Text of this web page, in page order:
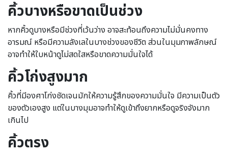
คิ้วบางหรือขาดเป็นช่วง
หากคิ้วดูบางหรือมีช่วงที่เว้นว่าง อาจสะท้อนถึงความไม่มั่นคงทาง
อารมณ์ หรือมีความลังเลในบางช่วงของชีวิต ส่วนในมุมภาพลักษณ์
อาจทำให้ใบหน้าดูไม่สดใสหรือขาดความมั่นใจได้
คิ้วโก่งสูงมาก
คิ้วที่มีองศาโก่งชัดเจนมักให้ความรู้สึกของความมั่นใจ มีความเป็นตัว
ของตัวเองสูง แต่ในบางมุมอาจทำให้ดูเข้าถึงยากหรือดูจริงจังมาก
เกินไป
คิ้วตรง